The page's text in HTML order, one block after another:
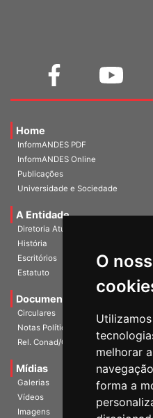
O
melhorar
forma a
Home
InformANDES PDF
InformANDES Online
Publicações
Universidade e Sociedade
A Entidade
Diretoria Atual
História
Escritórios
Estatuto
Documentos
Circulares
Notas Políticas
Rel. Conad/Congresso
Mídias
Galerias
Vídeos
Imagens